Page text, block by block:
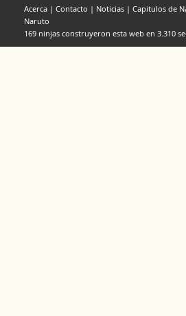
Acerca | Contacto | Noticias | Capitulos de
Naruto
169 ninjas construyeron esta web en 3.310